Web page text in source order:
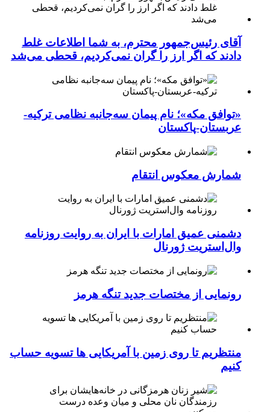
آقای رئیس‌جمهور محترم، به شما اطلاعات غلط
دادند که اگر ارز را گران نمی‌کردیم، قحطی می‌شد
«توافق مکه»؛ نام پیمان سه‌جانبه نظامی ترکیه-
عربستان-پاکستان
شمارش معکوس انتقام
دشمنی عمیق امارات با ایران به روایت روزنامه
وال‌استریت ژورنال
رونمایی از مختصات جدید تنگه هرمز
منتظریم تا روی زمین با آمریکایی ها تسویه حساب
کنیم